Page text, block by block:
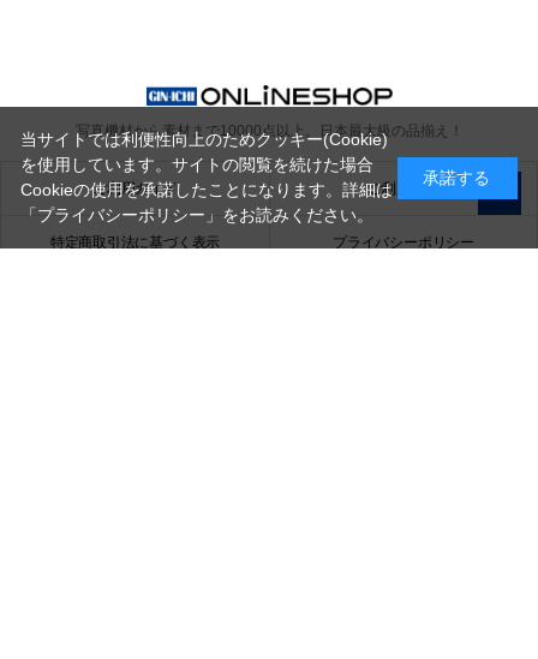
写真機材から素材まで10000点以上。 日本最大級の品揃え！
ご利用ガイド ご利用規約
特定商取引法に基づく表示 プライバシーポリシー
当サイトでは利便性向上のためクッキー(Cookie)
を使用しています。サイトの閲覧を続けた場合
Cookieの使用を承諾したことになります。詳細は
「プライバシーポリシー」 をお読みください。
承諾する